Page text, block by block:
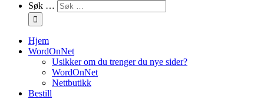
Søk …
Hjem
WordOnNet
Usikker om du trenger du nye sider?
WordOnNet
Nettbutikk
Bestill